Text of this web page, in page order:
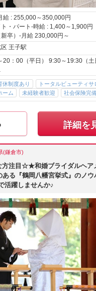
給 : 255,000～350,000円
・パート-時給 : 1,400～ 1,900円
卒）-月給 230,000円～
王子駅
20：00（平日） 9:30～19:30（土
休制度あり
トータルビューティサ
ーム
未経験者歓迎 社会保険完
詳細を
(鎌倉市)
方注目☆★和婚ブライダルヘア
る『鶴岡八幡宮挙式』のノウ
活躍しませんか♪